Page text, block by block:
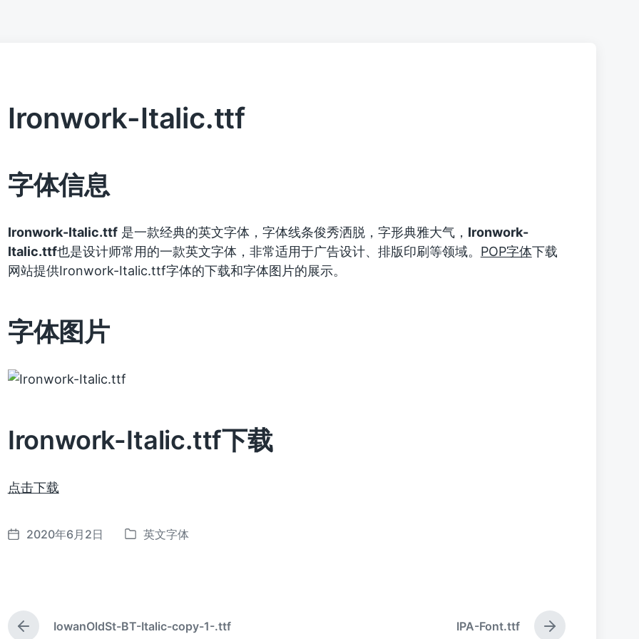
Ironwork-Italic.ttf
字体信息
Ironwork-Italic.ttf是一款经典的英文字体，字体线条俊秀洒脱，字形典雅大气， Ironwork-
Italic.ttf也是设计师常用的一款英文字体，非常适用于广告设计、排版印刷等领域。 POP字体下载
网站提供Ironwork-Italic.ttf字体的下载和字体图片的展示。
字体图片
Ironwork-Italic.ttf下载
点击下载
发
2020年6月2日
发
英文字体
上
IowanOldSt-BT-Italic-copy-1-.ttf
下
IPA-Font.ttf